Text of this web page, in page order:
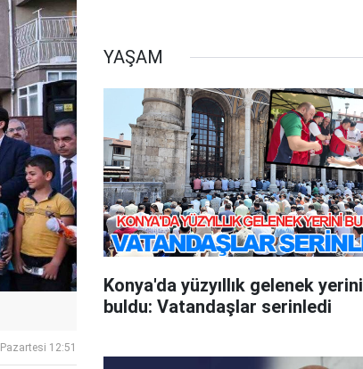
12:51
YAŞAM
Konya'da yüzyıllık gelenek yerini
buldu: Vatandaşlar serinledi